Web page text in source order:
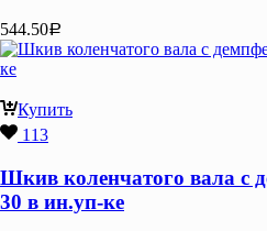
544.50Р
Купить
113
Шкив коленчатого вала с
30 в ин.уп-ке